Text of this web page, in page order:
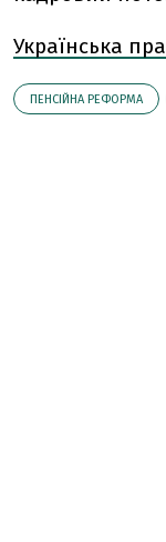
Українська
ПЕНСІЙНА РЕФОРМА